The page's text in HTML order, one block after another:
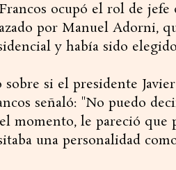
ocupó el rol de jefe
por Manuel Adorni,
y había sido
sobre si el presidente
señaló: "No puedo
momento, le pareció que
una personalidad